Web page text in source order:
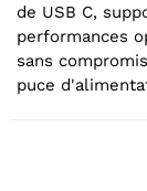
de USB C,
performances
sans
puce